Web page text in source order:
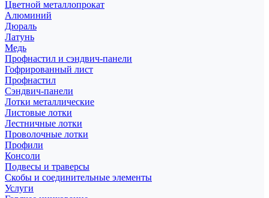
Цветной металлопрокат
Алюминий
Дюраль
Латунь
Медь
Профнастил и сэндвич-панели
Гофрированный лист
Профнастил
Сэндвич-панели
Лотки металлические
Листовые лотки
Лестничные лотки
Проволочные лотки
Профили
Консоли
Подвесы и траверсы
Скобы и соединительные элементы
Услуги